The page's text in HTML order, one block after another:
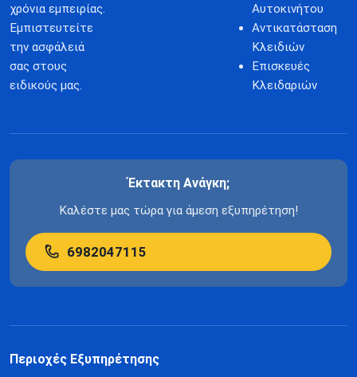
χρόνια εμπειρίας.
Εμπιστευτείτε
την ασφάλειά
σας στους
ειδικούς μας.
Αυτοκινήτου
Αντικατάσταση
Κλειδιών
Επισκευές
Κλειδαριών
Έκτακτη Ανάγκη;
Καλέστε μας τώρα για άμεση εξυπηρέτηση!
6982047115
Περιοχές Εξυπηρέτησης